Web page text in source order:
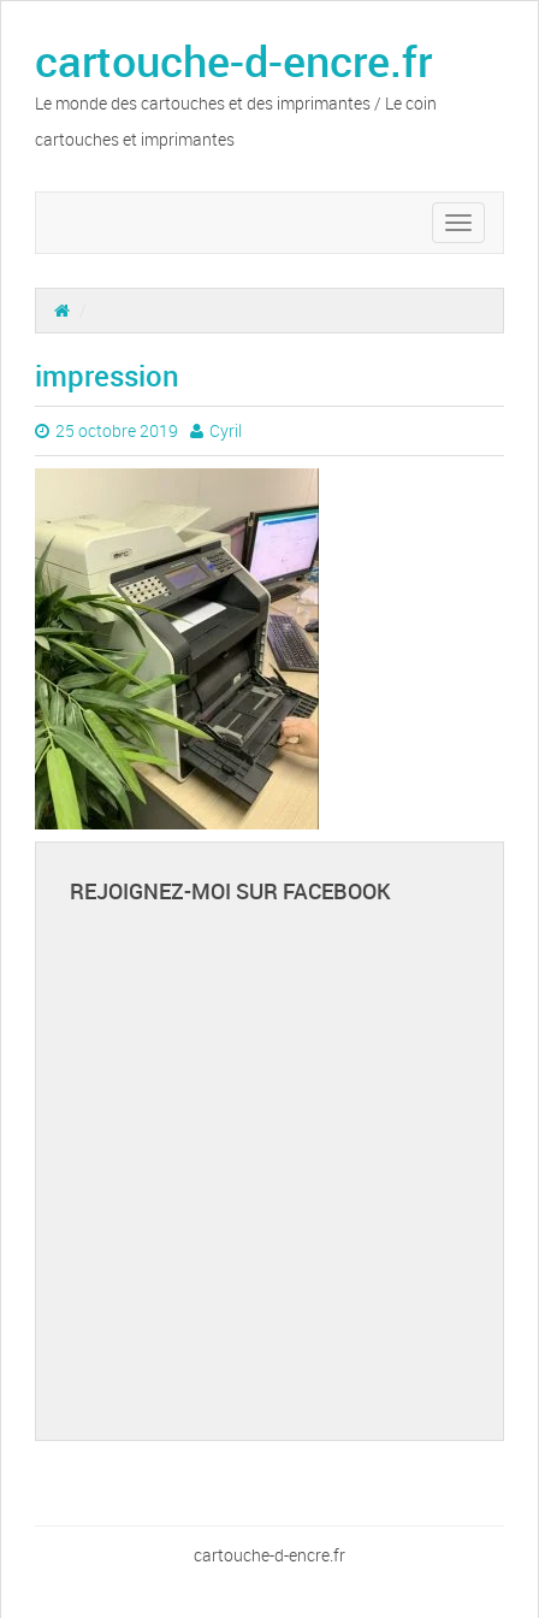
cartouche-d-encre.fr
Le monde des cartouches et des imprimantes / Le coin
cartouches et imprimantes
Toggle
navigation
impression
25 octobre 2019 Cyril
REJOIGNEZ-MOI SUR FACEBOOK
cartouche-d-encre.fr